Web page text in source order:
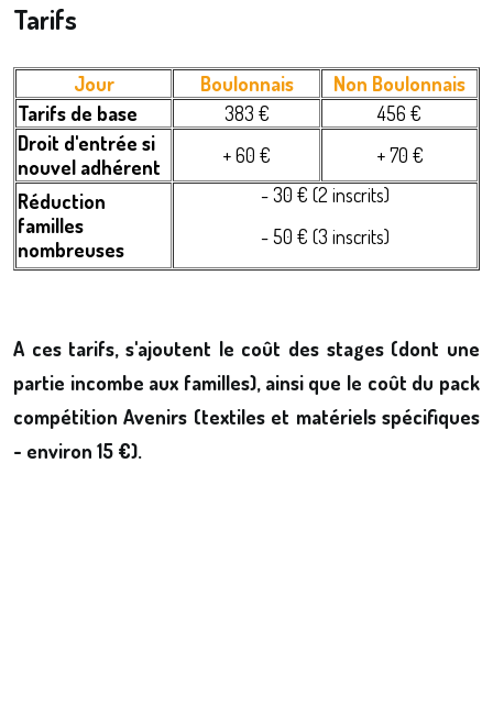
Tarifs
Jour Boulonnais
Non Boulonnais
Tarifs de base
383 €
456 €
Droit d'entrée si
nouvel adhérent
+ 60 €
+ 70 €
Réduction
familles
nombreuses
- 30 € (2 inscrits)
- 50 € (3 inscrits)
A ces tarifs, s'ajoutent le coût des stages (dont une
partie incombe aux familles), ainsi que le coût du pack
compétition Avenirs (textiles et matériels spécifiques
- environ 15 €).